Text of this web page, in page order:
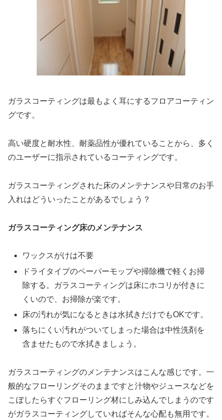
ガラスコーティングは最もよく耳にするフロアコーティン
グです。
高い硬度と耐水性、耐薬品性が優れていることから、多く
のユーザーに指示されているコーティングです。
ガラスコーティングされた床のメンテナンスや日常のお手
入れはどういったことがあるでしょう？
ガラスコーティング床のメンテナンス
ワックスがけは不要
ドライタイプのペーパーモップや掃除機で軽くお掃
除する。ガラスコーティングは床にホコリが付きに
くいので、お掃除が楽です。
床の汚れが気になるときは水拭きだけでもOKです。
落ちにくい汚れがついてしまった場合は中性洗剤を
含ませたもので水拭きましょう。
ガラスコーティングのメンテナンスはこんな感じです。一
般的なフローリングそのままですと汁物やジュースなどを
こぼしたらすぐフローリング材にしみ込んでしまうのです
がガラスコーティングしていればそんな心配も無用です。